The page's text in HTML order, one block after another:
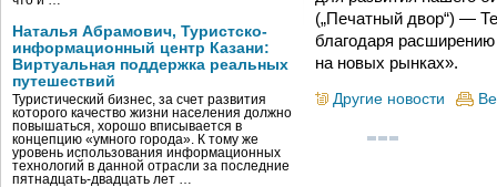
Наталья Абрамович, Туристско-
информационный центр Казани:
Виртуальная поддержка реальных
путешествий
Туристический бизнес, за счет развития
которого качество жизни населения должно
повышаться, хорошо вписывается в
концепцию «умного города». К тому же
уровень использования информационных
технологий в данной отрасли за последние
пятнадцать-двадцать лет …
(„Печатный двор“) —
благодаря
на новых рынках».
Другие новости